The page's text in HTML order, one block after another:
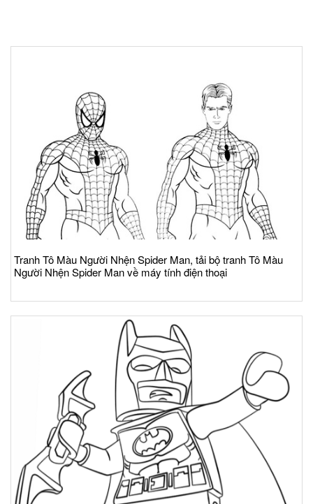
Tranh Tô Màu Người Nhện Spider Man, tải bộ tranh Tô Màu
Người Nhện Spider Man về máy tính điện thoại